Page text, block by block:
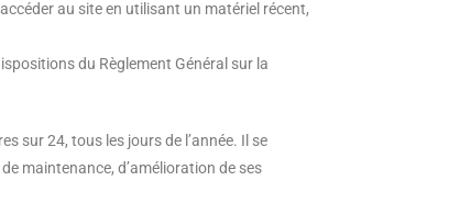
au site en utilisant un matériel récent,
du Règlement Général sur la
sur 24, tous les jours de l’année. Il se
maintenance, d’amélioration de ses